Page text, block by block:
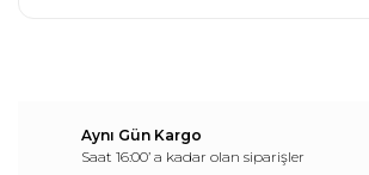
Aynı Gün Kargo
Saat 16:00’ a kadar olan siparişler